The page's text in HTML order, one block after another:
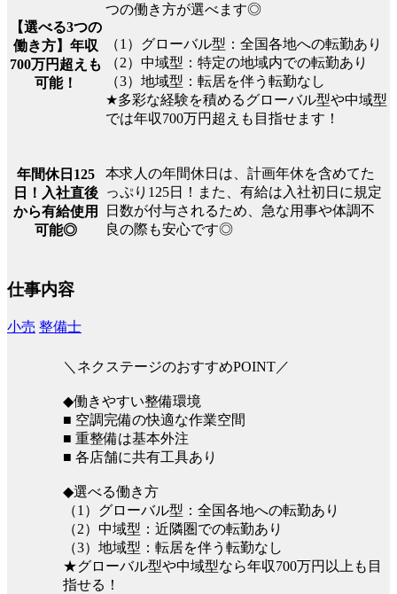
【選べる3つの
働き方】年収
700万円超えも
可能！
つの働き方が選べます◎
（1）グローバル型：全国各地への転勤あり
（2）中域型：特定の地域内での転勤あり
（3）地域型：転居を伴う転勤なし
★多彩な経験を積めるグローバル型や中域型
では年収700万円超えも目指せます！
年間休日125
日！入社直後
から有給使用
可能◎
本求人の年間休日は、計画年休を含めてた
っぷり125日！また、有給は入社初日に規定
日数が付与されるため、急な用事や体調不
良の際も安心です◎
仕事内容
小売 整備士
＼ネクステージのおすすめPOINT／
◆働きやすい整備環境
■ 空調完備の快適な作業空間
■ 重整備は基本外注
■ 各店舗に共有工具あり
◆選べる働き方
（1）グローバル型：全国各地への転勤あり
（2）中域型：近隣圏での転勤あり
（3）地域型：転居を伴う転勤なし
★グローバル型や中域型なら年収700万円以上も目
指せる！